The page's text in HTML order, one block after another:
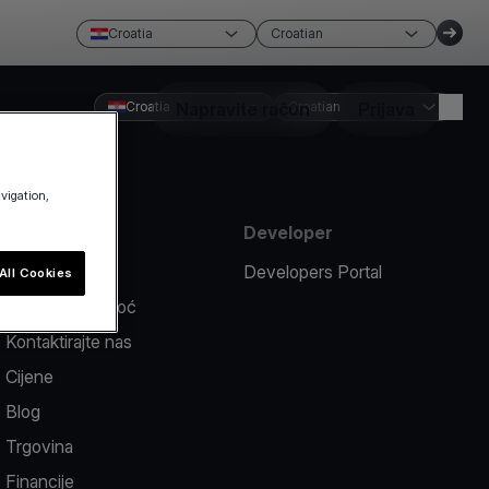
Croatia Croatian
Napravite račun
Croatia Croatian
Prijavi problem
Centar za pomoć
Kontaktirajte nas
Cijene
Blog
Trgovina
Financije
Developer
Developers Portal
Cookies